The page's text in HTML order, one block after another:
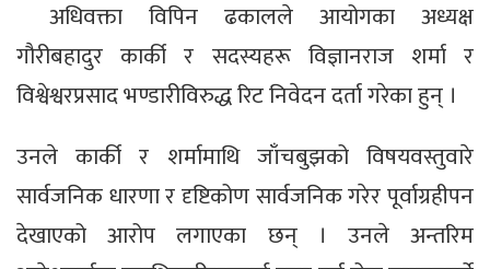
अधिवक्ता विपिन ढकालले आयोगका अध्यक्ष
गौरीबहादुर कार्की र सदस्यहरू विज्ञानराज शर्मा र
विश्वेश्वरप्रसाद भण्डारीविरुद्ध रिट निवेदन दर्ता गरेका हुन् ।
उनले कार्की र शर्मामाथि जाँचबुझको विषयवस्तुवारे
सार्वजनिक धारणा र दृष्टिकोण सार्वजनिक गरेर पूर्वाग्रहीपन
देखाएको आरोप लगाएका छन् । उनले अन्तरिम